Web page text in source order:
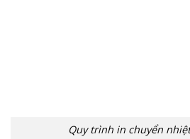
Quy trình in chuyển